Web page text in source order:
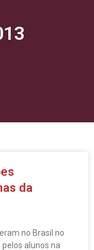
da
no Brasil no
alunos na